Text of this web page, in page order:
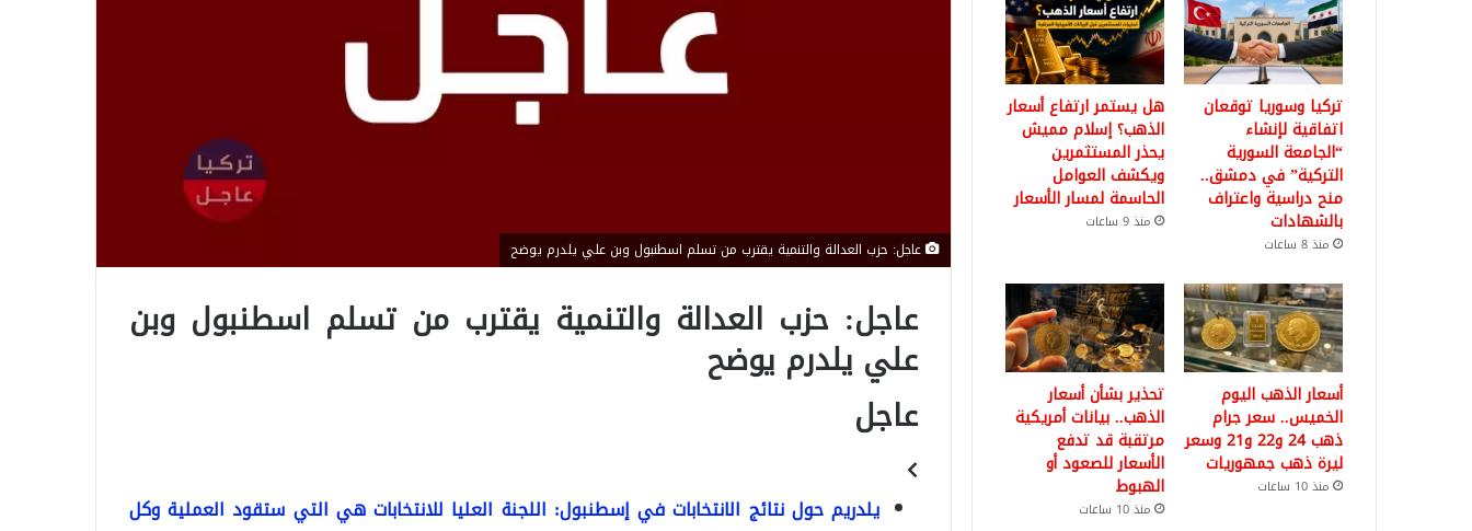
عاجل: حزب العدالة والتنمية يقترب من تسلم اسطنبول وبن علي يلدرم يوضح
عاجل: حزب العدالة والتنمية يقترب من تسلم اسطنبول وبن
علي يلدرم يوضح
عاجل
يلدريم حول نتائج الانتخابات في إسطنبول: اللجنة العليا للانتخابات هي التي ستقود العملية وكل
تركيا وسوريا توقعان
اتفاقية لإنشاء
“الجامعة السورية
التركية” في دمشق..
منح دراسية واعتراف
بالشهادات
منذ 8 ساعات
هل يستمر ارتفاع أسعار
الذهب؟ إسلام مميش
يحذر المستثمرين
ويكشف العوامل
الحاسمة لمسار الأسعار
منذ 9 ساعات
أسعار الذهب اليوم
الخميس.. سعر جرام
ذهب 24 و22 و21 وسعر
ليرة ذهب جمهوريات
منذ 10 ساعات
تحذير بشأن أسعار
الذهب.. بيانات أمريكية
مرتقبة قد تدفع
الأسعار للصعود أو
الهبوط
منذ 10 ساعات